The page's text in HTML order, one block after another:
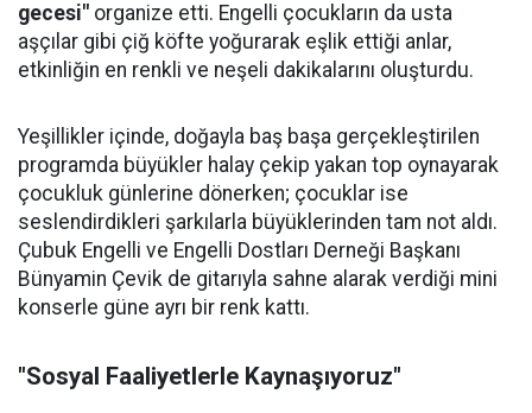
gecesi" organize etti. Engelli çocukların da usta
aşçılar gibi çiğ köfte yoğurarak eşlik ettiği anlar,
etkinliğin en renkli ve neşeli dakikalarını oluşturdu.
Yeşillikler içinde, doğayla baş başa gerçekleştirilen
programda büyükler halay çekip yakan top oynayarak
çocukluk günlerine dönerken; çocuklar ise
seslendirdikleri şarkılarla büyüklerinden tam not aldı.
Çubuk Engelli ve Engelli Dostları Derneği Başkanı
Bünyamin Çevik de gitarıyla sahne alarak verdiği mini
konserle güne ayrı bir renk kattı.
"Sosyal Faaliyetlerle Kaynaşıyoruz"